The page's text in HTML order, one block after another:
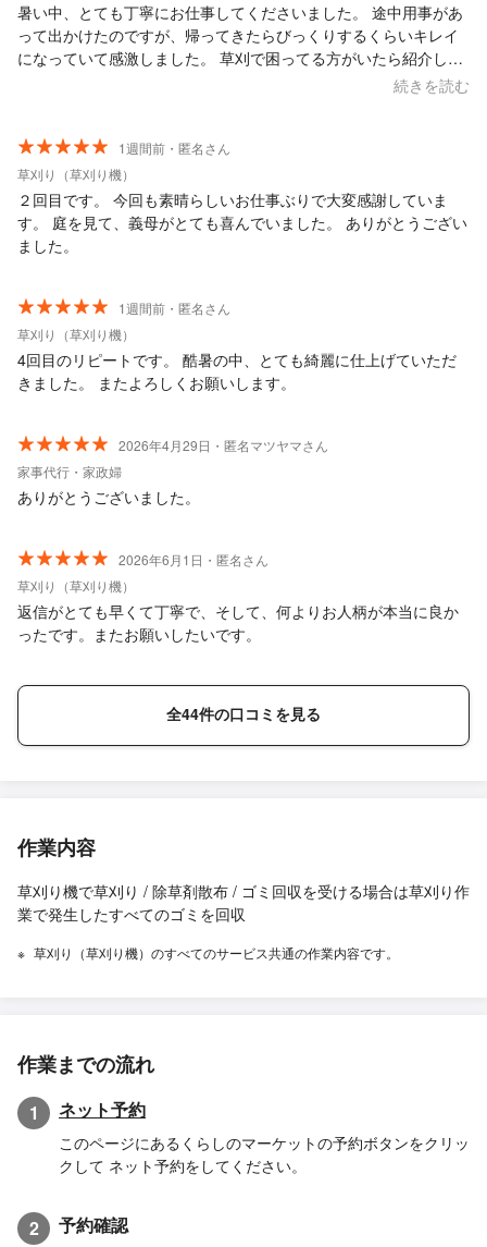
暑い中、とても丁寧にお仕事してくださいました。 途中用事があ
って出かけたのですが、帰ってきたらびっくりするくらいキレイ
になっていて感激しました。 草刈で困ってる方がいたら紹介した
続きを読む
1週間前・匿名さん
草刈り（草刈り機）
２回目です。 今回も素晴らしいお仕事ぶりで大変感謝していま
す。 庭を見て、義母がとても喜んでいました。 ありがとうござい
ました。
1週間前・匿名さん
草刈り（草刈り機）
4回目のリピートです。 酷暑の中、とても綺麗に仕上げていただ
きました。 またよろしくお願いします。
2026年4月29日・匿名マツヤマさん
家事代行・家政婦
ありがとうございました。
2026年6月1日・匿名さん
草刈り（草刈り機）
返信がとても早くて丁寧で、そして、何よりお人柄が本当に良か
ったです。またお願いしたいです。
全44件の口コミを見る
作業内容
草刈り機で草刈り / 除草剤散布 / ゴミ回収を受ける場合は草刈り作
業で発生したすべてのゴミを回収
草刈り（草刈り機）のすべてのサービス共通の作業内容です。
作業までの流れ
1 ネット予約
このページにあるくらしのマーケットの予約ボタンをクリッ
クして ネット予約をしてください。
2 予約確認